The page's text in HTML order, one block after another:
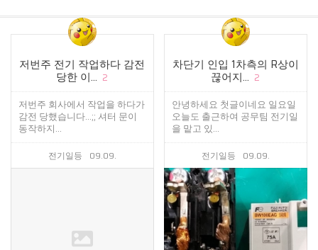
저번주 전기 작업하다 감전
당한 이... 2
저번주 회사에서 작업을 하다가
감전 당했습니다...;; 셔터 문이
동작하지...
전기일등 09.09.
차단기 인입 1차측의 R상이
끊어지... 2
안녕하세요 첫글이네요 일요일
오늘도 출근하여 공무팀 전기일
을 맡고 있...
전기일등 09.09.